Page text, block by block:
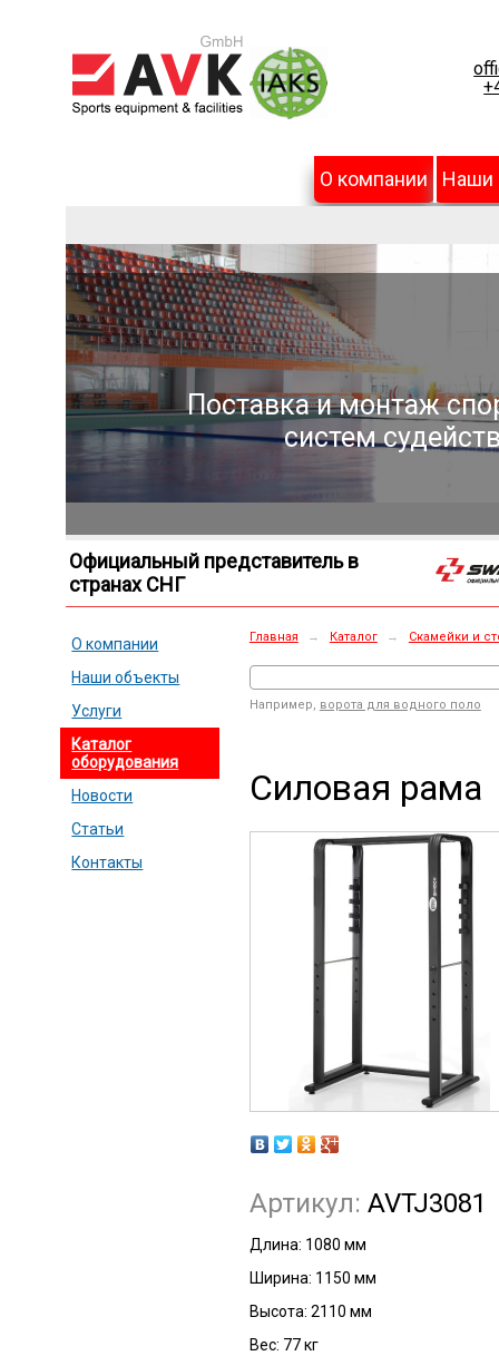
О компании Наши
Поставка и монтаж
систем
Официальный представитель в
странах СНГ
О компании
Наши объекты
Услуги
Каталог
оборудования
Новости
Статьи
Контакты
Главная → Каталог → Скамейки и
Например, ворота для водного поло
Силовая рама
Артикул: AVTJ3081
Длина: 1080 мм
Ширина: 1150 мм
Высота: 2110 мм
Вес: 77 кг